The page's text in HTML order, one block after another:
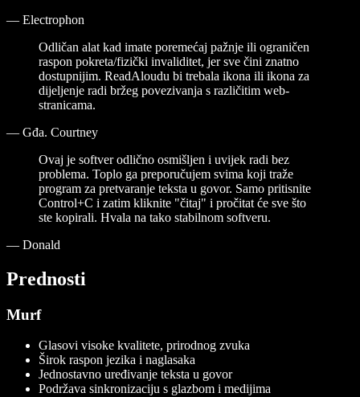
— Electrophon
Odličan alat kad imate poremećaj pažnje ili ograničen
raspon pokreta/fizički invaliditet, jer sve čini znatno
dostupnijim. ReadAloudu bi trebala ikona ili ikona za
dijeljenje radi bržeg povezivanja s različitim web-
stranicama.
— Gđa. Courtney
Ovaj je softver odlično osmišljen i uvijek radi bez
problema. Toplo ga preporučujem svima koji traže
program za pretvaranje teksta u govor. Samo pritisnite
Control+C i zatim kliknite "čitaj" i pročitat će sve što
ste kopirali. Hvala na tako stabilnom softveru.
— Donald
Prednosti
Murf
Glasovi visoke kvalitete, prirodnog zvuka
Širok raspon jezika i naglasaka
Jednostavno uređivanje teksta u govor
Podržava sinkronizaciju s glazbom i medijima